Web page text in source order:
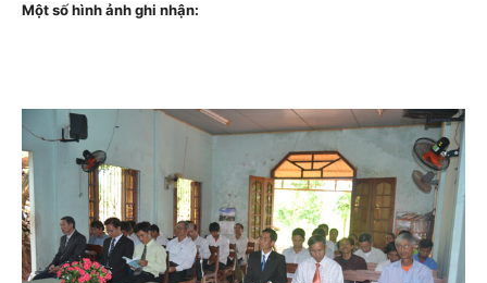
Một số hình ảnh ghi nhận: